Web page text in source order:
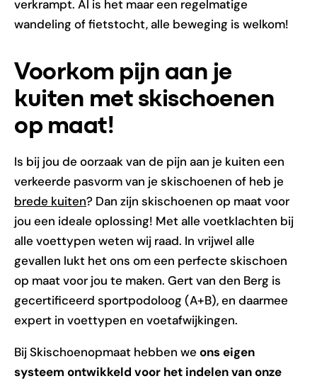
verkrampt. Al is het maar een regelmatige
wandeling of fietstocht, alle beweging is welkom!
Voorkom pijn aan je
kuiten met skischoenen
op maat!
Is bij jou de oorzaak van de pijn aan je kuiten een
verkeerde pasvorm van je skischoenen of heb je
brede kuiten? Dan zijn skischoenen op maat voor
jou een ideale oplossing! Met alle voetklachten bij
alle voettypen weten wij raad. In vrijwel alle
gevallen lukt het ons om een perfecte skischoen
op maat voor jou te maken. Gert van den Berg is
gecertificeerd sportpodoloog (A+B), en daarmee
expert in voettypen en voetafwijkingen.
Bij Skischoenopmaat hebben weons eigen
systeem ontwikkeld voor het indelen van onze